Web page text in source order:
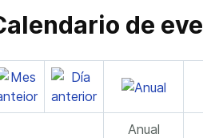
de
Anual